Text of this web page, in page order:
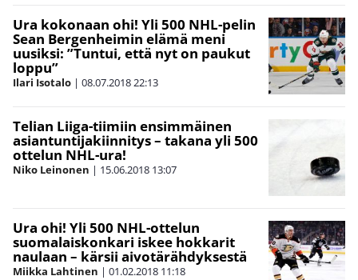
Ura kokonaan ohi! Yli 500 NHL-pelin
Sean Bergenheimin elämä meni
uusiksi: ”Tuntui, että nyt on paukut
loppu”
Ilari Isotalo | 08.07.201822:13
Telian Liiga-tiimiin ensimmäinen
asiantuntijakiinnitys – takana yli 500
ottelun NHL-ura!
Niko Leinonen | 15.06.2018 13:07
Ura ohi! Yli 500 NHL-ottelun
suomalaiskonkari iskee hokkarit
naulaan – kärsii aivotärähdyksestä
Miikka Lahtinen | 01.02.2018 11:18